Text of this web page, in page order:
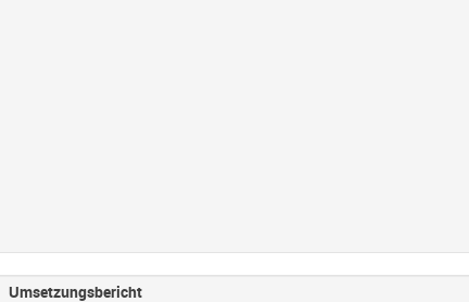
Umsetzungsbericht